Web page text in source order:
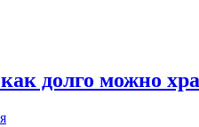
долго можно